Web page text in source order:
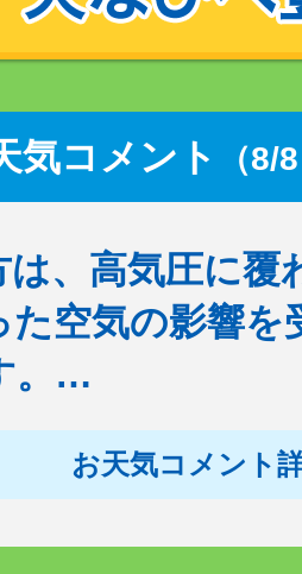
気コメント （8/
は、高気圧に覆
た空気の影響を
。…
お天気コメント